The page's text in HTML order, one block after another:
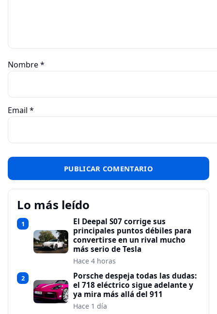
Nombre*
Email *
Lo más leído
1
El Deepal S07 corrige sus
principales puntos débiles para
convertirse en un rival mucho
más serio de Tesla
Hace 4 horas
2
Porsche despeja todas las dudas:
el 718 eléctrico sigue adelante y
ya mira más allá del 911
Hace 1 día